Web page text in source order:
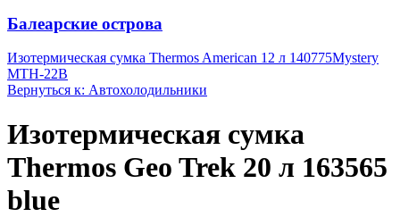
Балеарские острова
Изотермическая сумка Thermos American 12 л 140775Mystery
MTH-22B
Вернуться к: Автохолодильники
Изотермическая сумка
Thermos Geo Trek 20 л 163565
blue